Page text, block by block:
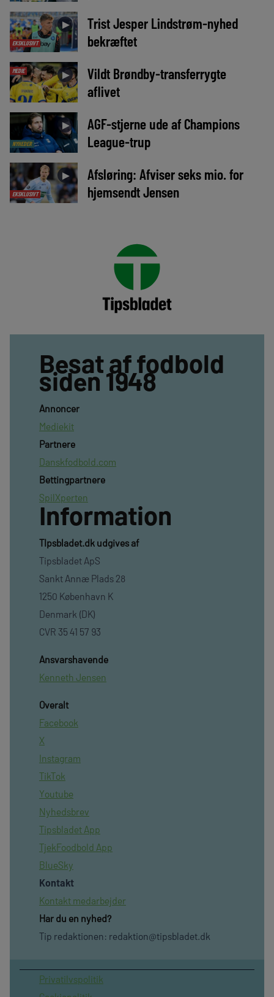
EKSKLUSIVT
►
Trist Jesper Lindstrøm-nyhed
bekræftet
MEDIE ►
Vildt Brøndby-transferrygte
aflivet
NYHEDER
►
AGF-stjerne ude af Champions
League-trup
EKSKLUSIVT
►
Afsløring: Afviser seks mio. for
hjemsendt Jensen
Besat af fodbold
siden 1948
Annoncer
Mediekit
Partnere
Danskfodbold.com
Bettingpartnere
SpilXperten
Information
TIpsbladet.dk udgives af
Tipsbladet ApS
Sankt Annæ Plads 28
1250 København K
Denmark (DK)
CVR 35 41 57 93
Ansvarshavende
Kenneth Jensen
Overalt
Facebook
X
Instagram
TikTok
Youtube
Nyhedsbrev
Tipsbladet App
TjekFoodbold App
BlueSky
Kontakt
Kontakt medarbejder
Har du en nyhed?
Tip redaktionen: redaktion@tipsbladet.dk
Privatilvspolitik